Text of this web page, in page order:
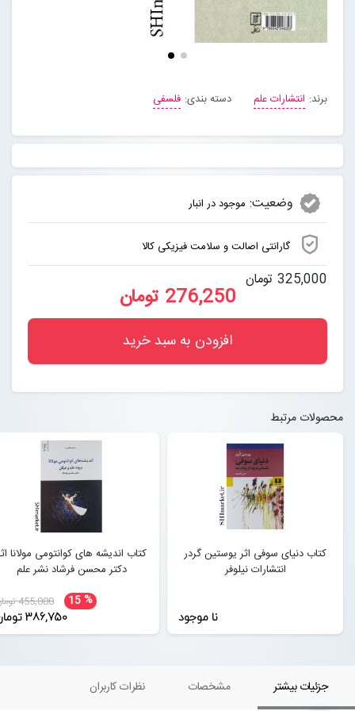
برند: انتشارات علم دسته بندی: فلسفی
وضعیت: موجود در انبار
گارانتی اصالت و سلامت فیزیکی کالا
325,000 تومان
276,250 تومان
افزودن به سبد خرید
محصولات مرتبط
کتاب دنیای سوفی اثر یوستین گردر
انتشارات نیلوفر
نا موجود
کتاب اندیشه های کوانتومی مولانا
دکتر محسن فرشاد نشر علم
15% 455,000 تومان
386,750 تومان
جزئیات بیشتر مشخصات نظرات کاربران